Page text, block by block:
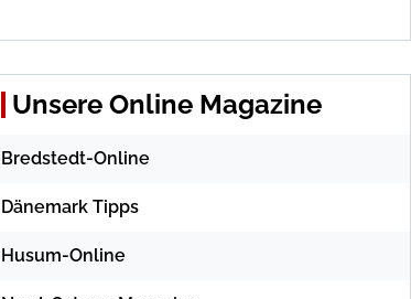
Unsere Online Magazine
Bredstedt-Online
Dänemark Tipps
Husum-Online